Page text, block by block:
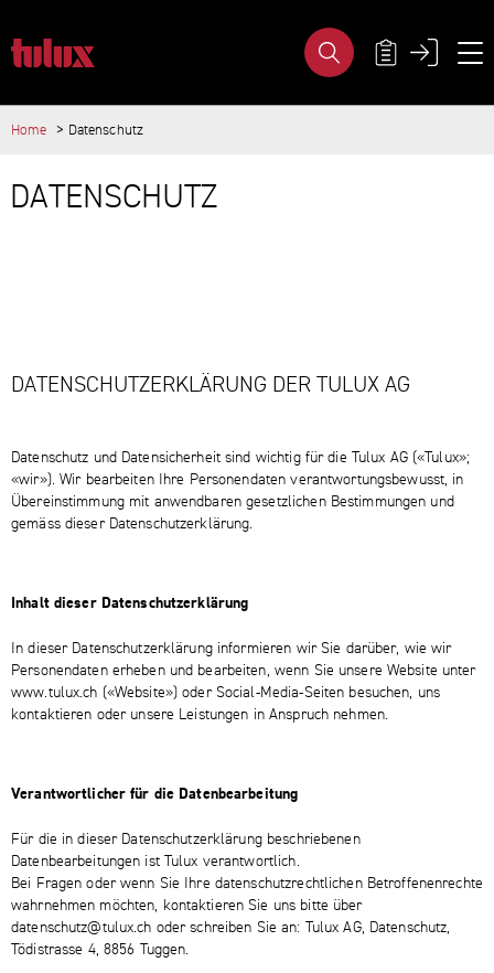
DATENSCHUTZ - TULUX AG
WICHTIGE SEITEN
Main Navigation
Inhalt
Home Datenschutz
HAUPTINHALT
DATENSCHUTZ
DATENSCHUTZERKLÄRUNG DER TULUX AG
Datenschutz und Datensicherheit sind wichtig für die Tulux AG («Tulux»;
«wir»). Wir bearbeiten Ihre Personendaten verantwortungsbewusst, in
Übereinstimmung mit anwendbaren gesetzlichen Bestimmungen und
gemäss dieser Datenschutzerklärung.
Inhalt dieser Datenschutzerklärung
In dieser Datenschutzerklärung informieren wir Sie darüber, wie wir
Personendaten erheben und bearbeiten, wenn Sie unsere Website unter
www.tulux.ch («Website») oder Social-Media-Seiten besuchen, uns
kontaktieren oder unsere Leistungen in Anspruch nehmen.
Verantwortlicher für die Datenbearbeitung
Für die in dieser Datenschutzerklärung beschriebenen
Datenbearbeitungen ist Tulux verantwortlich.
Bei Fragen oder wenn Sie Ihre datenschutzrechtlichen Betroffenenrechte
wahrnehmen möchten, kontaktieren Sie uns bitte über
datenschutz@tulux.ch oder schreiben Sie an: Tulux AG, Datenschutz,
Tödistrasse 4, 8856 Tuggen.